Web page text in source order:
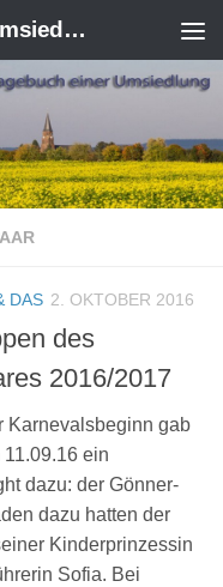
Dickbusch - Tagebuch der Umsiedlung von Kerpen-Manheim
DAS 2. OKTOBER 2016
des
2016/2017
Karnevalsbeginn gab
ein
dazu: der Gönner-
dazu hatten der
Kinderprinzessin
Sofia. Bei